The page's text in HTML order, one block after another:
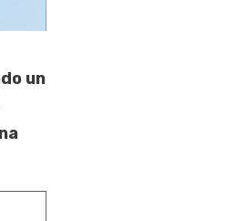
un